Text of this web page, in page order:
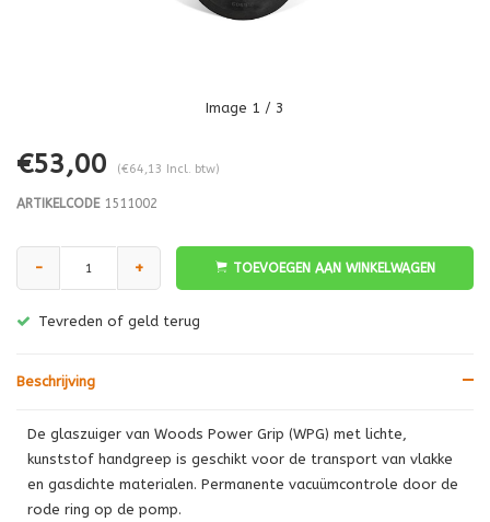
Image 1 / 3
€53,00 (€64,13 Incl. btw)
ARTIKELCODE1511002
- + TOEVOEGEN AAN WINKELWAGEN
Tevreden of geld terug
Beschrijving
De glaszuiger van Woods Power Grip (WPG) met lichte,
kunststof handgreep is geschikt voor de transport van vlakke
en gasdichte materialen. Permanente vacuümcontrole door de
rode ring op de pomp.